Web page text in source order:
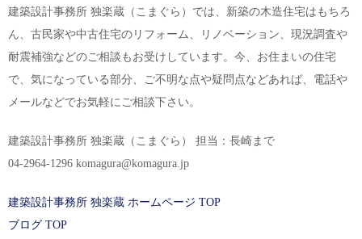
建築設計事務所 独楽蔵（こまぐら）では、新築の木造住宅はもちろ
ん、古民家や中古住宅のリフォーム、リノベーション、現況調査や
耐震補強などのご相談もお受けしています。今、お住まいの住宅
で、気になっている部分、ご不明な点や疑問点などあれば、電話や
メールなどでお気軽にご相談下さい。
建築設計事務所 独楽蔵（こまぐら） 担当：長崎まで
04-2964-1296 komagura@komagura.jp
建築設計事務所 独楽蔵 ホームページ TOP
ブログ TOP